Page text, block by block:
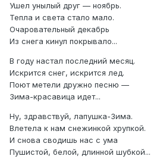
Ушел унылый друг — ноябрь.
Тепла и света стало мало.
Очаровательный декабрь
Из снега кинул покрывало...
В году настал последний месяц.
Искрится снег, искрится лед.
Поют метели дружно песню —
Зима-красавица идет...
Ну, здравствуй, лапушка-Зима.
Влетела к нам снежинкой хрупкой.
И снова сводишь нас с ума
Пушистой, белой, длинной шубкой...